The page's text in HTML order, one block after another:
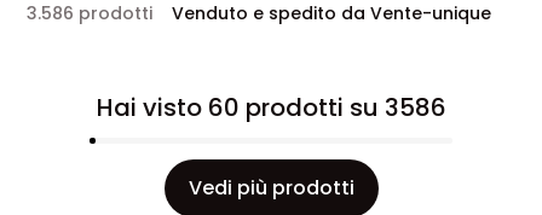
3.586 prodotti Venduto e spedito da Vente-unique
Hai visto 60 prodotti su 3586
Vedi più prodotti